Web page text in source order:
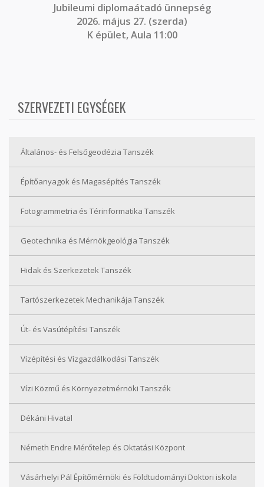
Jubileumi diplomaátadó ünnepség
2026. május 27. (szerda)
K épület, Aula 11:00
SZERVEZETI EGYSÉGEK
Általános- és Felsőgeodézia Tanszék
Építőanyagok és Magasépítés Tanszék
Fotogrammetria és Térinformatika Tanszék
Geotechnika és Mérnökgeológia Tanszék
Hidak és Szerkezetek Tanszék
Tartószerkezetek Mechanikája Tanszék
Út- és Vasútépítési Tanszék
Vízépítési és Vízgazdálkodási Tanszék
Vízi Közmű és Környezetmérnöki Tanszék
Dékáni Hivatal
Németh Endre Mérőtelep és Oktatási Központ
Vásárhelyi Pál Építőmérnöki és Földtudományi Doktori iskola